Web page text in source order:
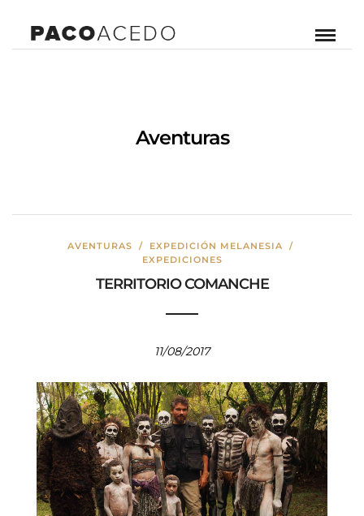
Aventuras
AVENTURAS / EXPEDICIÓN MELANESIA /
EXPEDICIONES
TERRITORIO COMANCHE
11/08/2017